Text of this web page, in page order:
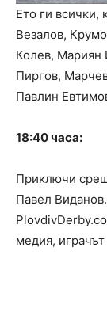
Ето ги всички,
Везалов,
Колев, Мариян
Пиргов,
Павлин
18:40 часа:
Приключи
Павел
медия,